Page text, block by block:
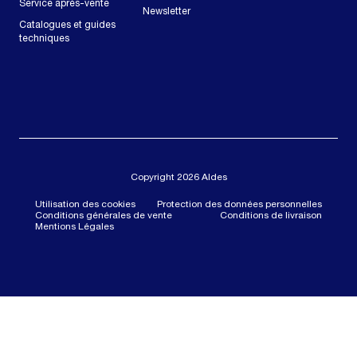
Service après-vente
Catalogues et guides
techniques
Newsletter
Copyright 2026 Aldes
Utilisation des cookies
Protection des données personnelles
Conditions générales de vente
Conditions de livraison
Mentions Légales